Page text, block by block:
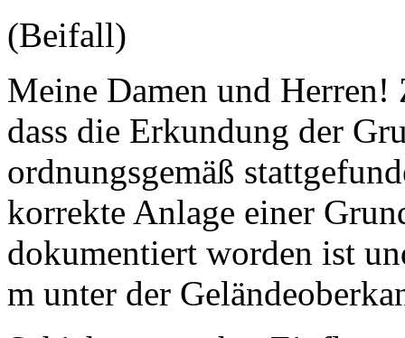
(Beifall)
Meine Damen und Herren!
dass die Erkundung der
ordnungsgemäß
korrekte Anlage einer
dokumentiert worden ist
m unter der